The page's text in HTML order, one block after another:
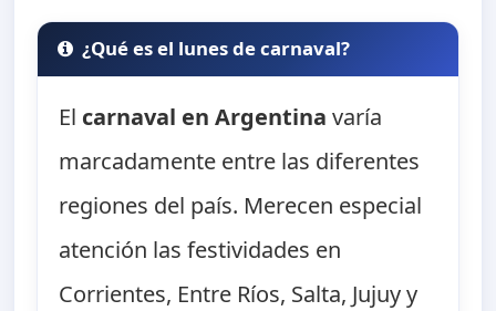
¿Qué es el lunes de carnaval?
El carnaval en Argentina varía
marcadamente entre las diferentes
regiones del país. Merecen especial
atención las festividades en
Corrientes, Entre Ríos, Salta, Jujuy y